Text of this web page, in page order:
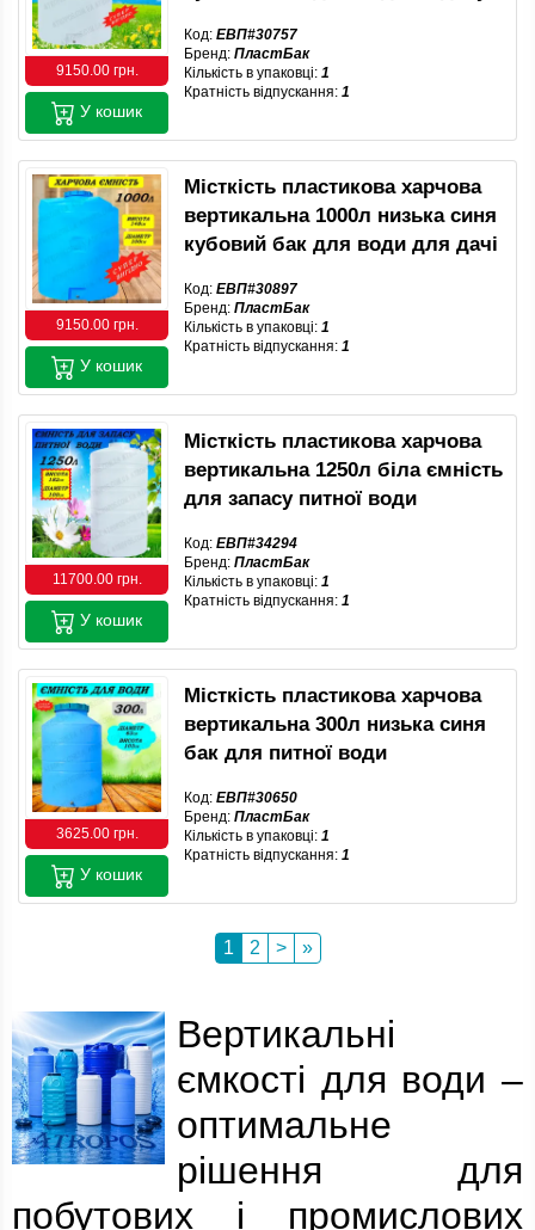
9150.00 грн.
Код: ЕВП#30757
Бренд: ПластБак
Кількість в упаковці: 1
Кратність відпускання: 1
У кошик
9150.00 грн.
Місткість пластикова харчова
вертикальна 1000л низька синя
кубовий бак для води для дачі
Код: ЕВП#30897
Бренд: ПластБак
Кількість в упаковці: 1
Кратність відпускання: 1
У кошик
11700.00 грн.
Місткість пластикова харчова
вертикальна 1250л біла ємність
для запасу питної води
Код: ЕВП#34294
Бренд: ПластБак
Кількість в упаковці: 1
Кратність відпускання: 1
У кошик
3625.00 грн.
Місткість пластикова харчова
вертикальна 300л низька синя
бак для питної води
Код: ЕВП#30650
Бренд: ПластБак
Кількість в упаковці: 1
Кратність відпускання: 1
У кошик
1 2 > »
Вертикальні
ємкості для води –
оптимальне
рішення для
побутових і промислових